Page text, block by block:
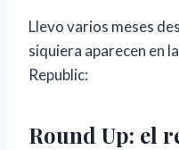
Llevo varios meses
siquiera aparecen en
Republic:
Round Up: el